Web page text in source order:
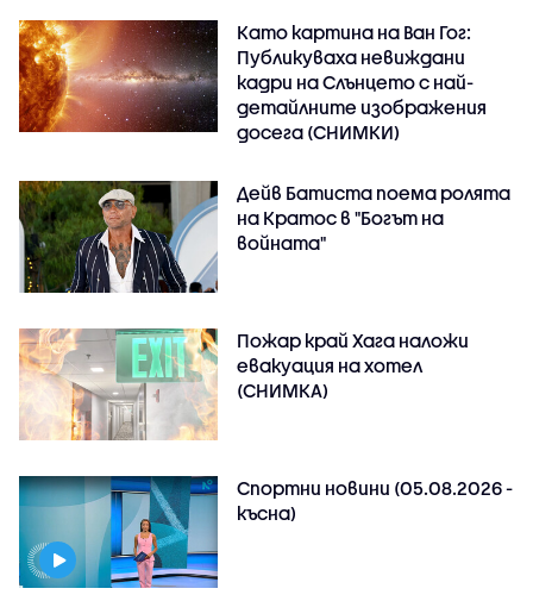
Като картина на Ван Гог:
Публикуваха невиждани
кадри на Слънцето с най-
детайлните изображения
досега (СНИМКИ)
Дейв Батиста поема ролята
на Кратос в "Богът на
войната"
Пожар край Хага наложи
евакуация на хотел
(СНИМКА)
Спортни новини (05.08.2026 -
късна)